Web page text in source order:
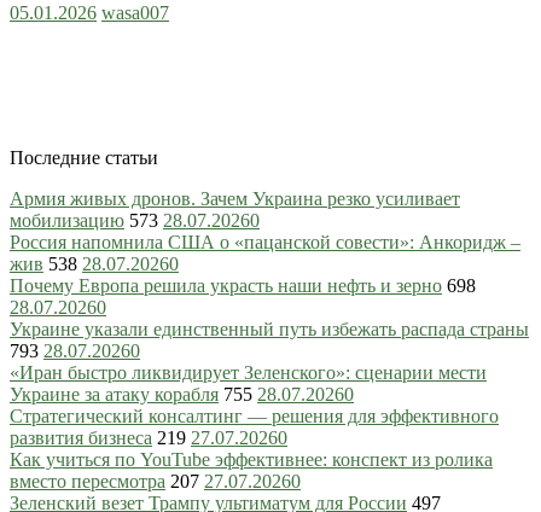
05.01.2026 wasa007
Последние статьи
Армия живых дронов. Зачем Украина резко усиливает
мобилизацию 573 28.07.20260
Россия напомнила США о «пацанской совести»: Анкоридж –
жив 538 28.07.20260
Почему Европа решила украсть наши нефть и зерно 698
28.07.20260
Украине указали единственный путь избежать распада страны
793 28.07.20260
«Иран быстро ликвидирует Зеленского»: сценарии мести
Украине за атаку корабля 755 28.07.20260
Стратегический консалтинг — решения для эффективного
развития бизнеса 219 27.07.20260
Как учиться по YouTube эффективнее: конспект из ролика
вместо пересмотра 207 27.07.20260
Зеленский везет Трампу ультиматум для России 497